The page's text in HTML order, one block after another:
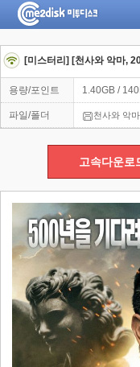
[미스터리] [천사와 악마,
용량/포인트 1.40GB /
파일/폴더 천사와 악
고속다운로